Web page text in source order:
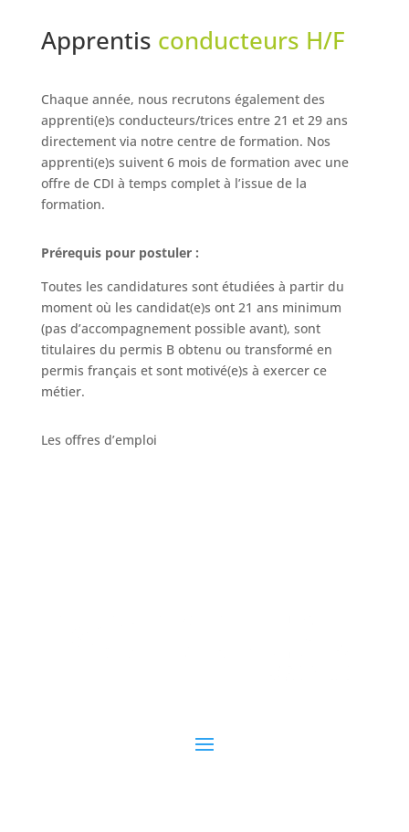
Apprentis conducteurs H/F
Chaque année, nous recrutons également des
apprenti(e)s conducteurs/trices entre 21 et 29 ans
directement via notre centre de formation. Nos
apprenti(e)s suivent 6 mois de formation avec une
offre de CDI à temps complet à l’issue de la
formation.
Prérequis pour postuler :
Toutes les candidatures sont étudiées à partir du
moment où les candidat(e)s ont 21 ans minimum
(pas d’accompagnement possible avant), sont
titulaires du permis B obtenu ou transformé en
permis français et sont motivé(e)s à exercer ce
métier.
Les offres d’emploi